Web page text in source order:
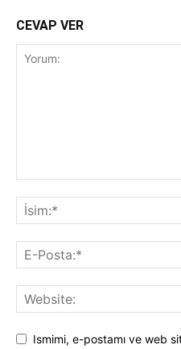
CEVAP VER
Ismimi, e-postamı ve web